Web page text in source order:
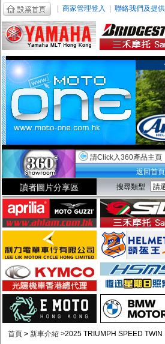
商家管理登入 聯絡我們及提
請Click入360產品主頁
返回首頁
讀者圖片分享區 搜尋類型
首頁 > 新車介紹 >2025 TRIUMPH SPEED